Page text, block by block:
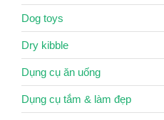
Dog toys
Dry kibble
Dụng cụ ăn uống
Dụng cụ tắm & làm đẹp